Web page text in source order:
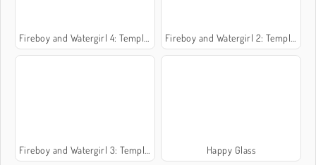
Fireboy and Watergirl 4: Templo de Cristal Fireboy and Watergirl 2: Templo da Luz
Fireboy and Watergirl 3: Templo de Gelo Happy Glass